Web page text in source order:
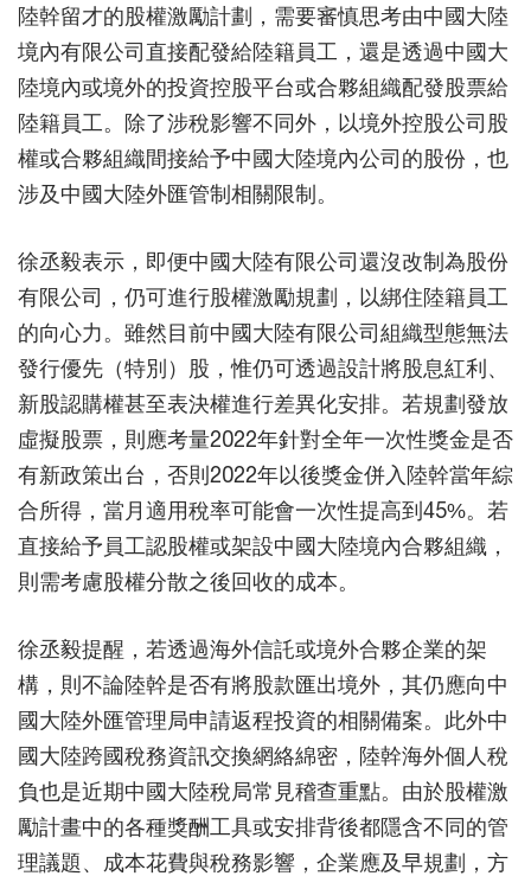
陸幹留才的股權激勵計劃，需要審慎思考由中國大陸
境內有限公司直接配發給陸籍員工，還是透過中國大
陸境內或境外的投資控股平台或合夥組織配發股票給
陸籍員工。除了涉稅影響不同外，以境外控股公司股
權或合夥組織間接給予中國大陸境內公司的股份，也
涉及中國大陸外匯管制相關限制。
徐丞毅表示，即便中國大陸有限公司還沒改制為股份
有限公司，仍可進行股權激勵規劃，以綁住陸籍員工
的向心力。雖然目前中國大陸有限公司組織型態無法
發行優先（特別）股，惟仍可透過設計將股息紅利、
新股認購權甚至表決權進行差異化安排。若規劃發放
虛擬股票，則應考量2022年針對全年一次性獎金是否
有新政策出台，否則2022年以後獎金併入陸幹當年綜
合所得，當月適用稅率可能會一次性提高到45%。若
直接給予員工認股權或架設中國大陸境內合夥組織，
則需考慮股權分散之後回收的成本。
徐丞毅提醒，若透過海外信託或境外合夥企業的架
構，則不論陸幹是否有將股款匯出境外，其仍應向中
國大陸外匯管理局申請返程投資的相關備案。此外中
國大陸跨國稅務資訊交換網絡綿密，陸幹海外個人稅
負也是近期中國大陸稅局常見稽查重點。由於股權激
勵計畫中的各種獎酬工具或安排背後都隱含不同的管
理議題、成本花費與稅務影響，企業應及早規劃，方